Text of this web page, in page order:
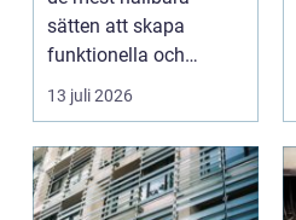
sätten att skapa
funktionella och
snygg...
13 juli 2026